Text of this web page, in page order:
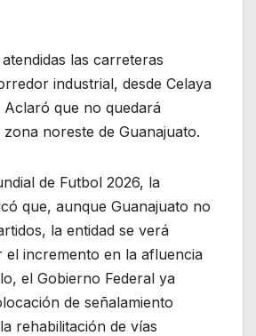
las carreteras
industrial, desde Celaya
Aclaró que no quedará
noreste de Guanajuato.
de Futbol 2026, la
que, aunque Guanajuato no
la entidad se verá
el incremento en la afluencia
el Gobierno Federal ya
de señalamiento
rehabilitación de vías